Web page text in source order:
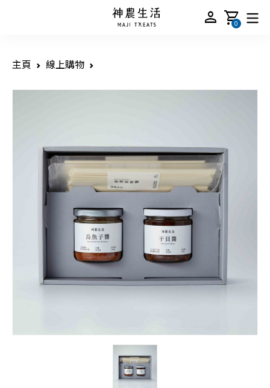
person shopping_cart
0
主頁 線上購物